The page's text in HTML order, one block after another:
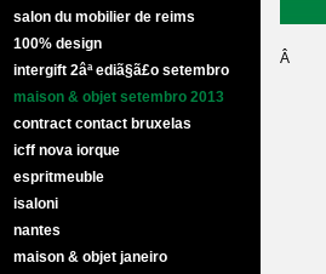
salon du mobilier de reims
100% design
intergift 2âª ediã§ã£o setembro
maison & objet setembro 2013
contract contact bruxelas
icff nova iorque
espritmeuble
isaloni
nantes
maison & objet janeiro
Â